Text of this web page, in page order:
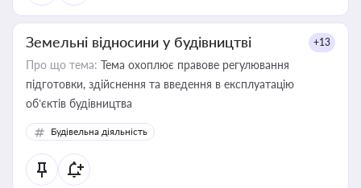
Земельні відносини у будівництві +13
Про що тема: Тема охоплює правове регулювання
підготовки, здійснення та введення в експлуатацію
об’єктів будівництва
Будівельна діяльність